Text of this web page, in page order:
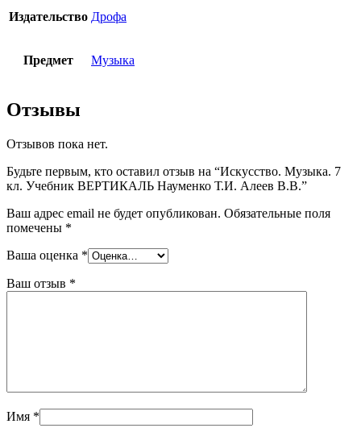
Издательство Дрофа
Предмет Музыка
Отзывы
Отзывов пока нет.
Будьте первым, кто оставил отзыв на “Искусство. Музыка. 7
кл. Учебник ВЕРТИКАЛЬ Науменко Т.И. Алеев В.В.”
Ваш адрес email не будет опубликован. Обязательные поля
помечены *
Ваша оценка *
Ваш отзыв *
Имя *